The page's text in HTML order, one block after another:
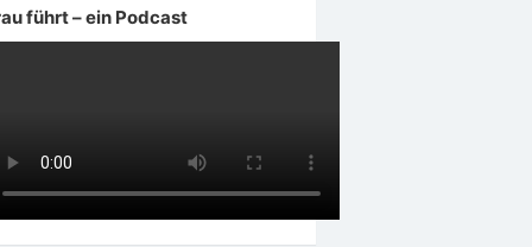
führt – ein Podcast